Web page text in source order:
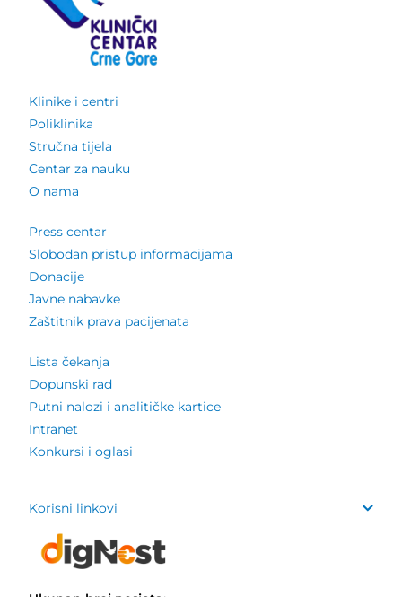
Klinike i centri
Poliklinika
Stručna tijela
Centar za nauku
O nama
Press centar
Slobodan pristup informacijama
Donacije
Javne nabavke
Zaštitnik prava pacijenata
Lista čekanja
Dopunski rad
Putni nalozi i analitičke kartice
Intranet
Konkursi i oglasi
Korisni linkovi